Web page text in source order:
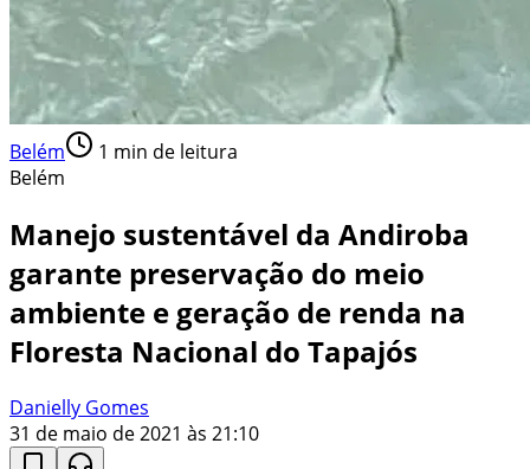
Belém 1 min de leitura
Belém
Manejo sustentável da Andiroba
garante preservação do meio
ambiente e geração de renda na
Floresta Nacional do Tapajós
Danielly Gomes
31 de maio de 2021 às 21:10